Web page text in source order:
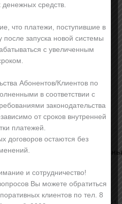
Стать
корпоративным
корпоративного
Для
Сервисные
вопросы:
9099
средств.
что платежи, поступившие в
после запуска новой системы
с увеличенным
Абонентов/Клиентов по
в соответствии с
законодательства
от сроков внутренней
платежей.
договоров остаются без
и сотрудничество!
Вы можете обратиться
клиентов по тел. 8